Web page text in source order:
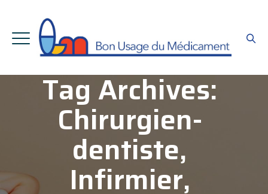
Tag Archives:
Chirurgien-
dentiste,
Infirmier,